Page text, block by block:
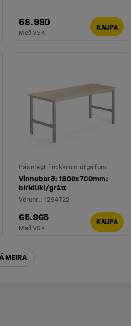
58.990
Með VSK
KAUPA
Fáanlegt í nokkrum útgáfum
Vinnuborð: 1800x700mm:
birkilíki/grátt
Vörunr.:1294722
65.965
Með VSK
KAUPA
MEIRA